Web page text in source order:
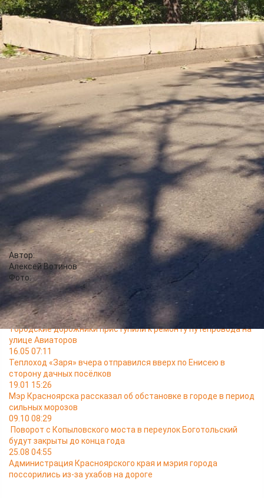
Фото:
Телеграм-канал "Красноярское метро" после долгого
затишья решил рассказать, как продвигается реализация
масштабного проекта.
В опубликованном сегодня сообщении говорится, что
рабочие сейчас ограждают территорию в районе жилых
домов №23 и №27 на улице Конституции СССР. Там
начинается вынос инженерных сетей для строительства
притоннельного сооружения. В нём разместятся
вентиляционные и водоотливные установки, а также
эвакуационные выходы на поверхность.
Работы обещают организовать так, чтобы не мешать
пешеходам и велосипедистам, передвигающимся по
набережной Качи.
Кроме того, сегодня депутаты Заксобрания в первом чтении
приняли проект, который вносит изменения в закон о
тишине . Данные поправки разрешат строителям метро
работать круглосуточно, чтобы уложиться в срок.
Автор:
Алексей Вотинов
Фото:
Читайте также
25.05 16:45
Городские дорожники приступили к ремонту путепровода на
улице Авиаторов
16.05 07:11
Теплоход «Заря» вчера отправился вверх по Енисею в
сторону дачных посёлков
19.01 15:26
Мэр Красноярска рассказал об обстановке в городе в период
сильных морозов
09.10 08:29
Поворот с Копыловского моста в переулок Боготольский
будут закрыты до конца года
25.08 04:55
Администрация Красноярского края и мэрия города
поссорились из-за ухабов на дороге